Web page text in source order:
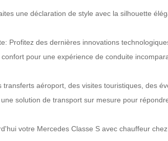
une déclaration de style avec la silhouette
Profitez des dernières innovations
pour une expérience de conduite
transferts aéroport, des visites touristiques, des
solution de transport sur mesure pour
votre Mercedes Classe S avec chauffeur